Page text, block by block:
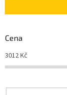
í
r
o
d
u
t
Cena
3012Kč